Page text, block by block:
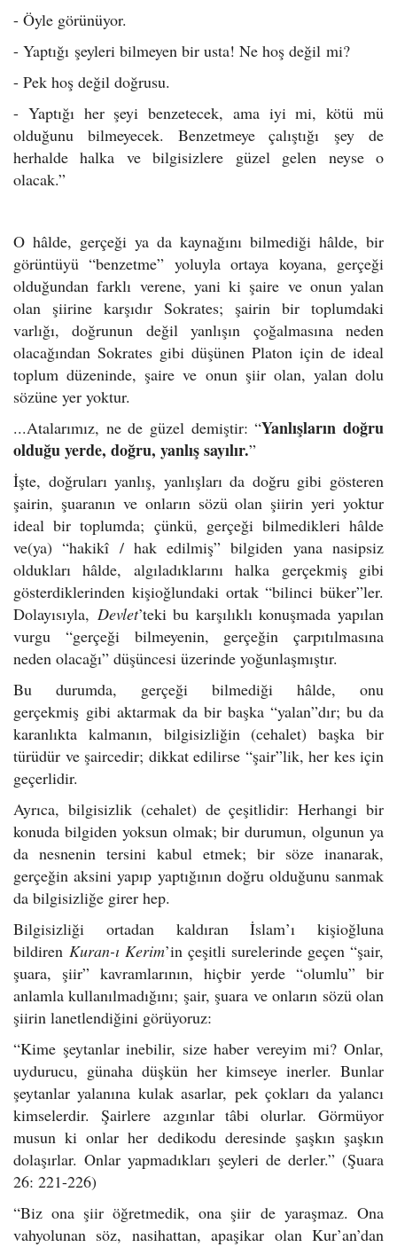
- Öyle görünüyor.
- Yaptığı şeyleri bilmeyen bir usta! Ne hoş değil mi?
- Pek hoş değil doğrusu.
- Yaptığı her şeyi benzetecek, ama iyi mi, kötü mü
olduğunu bilmeyecek. Benzetmeye çalıştığı şey de
herhalde halka ve bilgisizlere güzel gelen neyse o
olacak.”
O hâlde, gerçeği ya da kaynağını bilmediği hâlde, bir
görüntüyü “benzetme” yoluyla ortaya koyana, gerçeği
olduğundan farklı verene, yani ki şaire ve onun yalan
olan şiirine karşıdır Sokrates; şairin bir toplumdaki
varlığı, doğrunun değil yanlışın çoğalmasına neden
olacağından Sokrates gibi düşünen Platon için de ideal
toplum düzeninde, şaire ve onun şiir olan, yalan dolu
sözüne yer yoktur.
...Atalarımız, ne de güzel demiştir: “Yanlışların doğru
olduğu yerde, doğru, yanlış sayılır.”
İşte, doğruları yanlış, yanlışları da doğru gibi gösteren
şairin, şuaranın ve onların sözü olan şiirin yeri yoktur
ideal bir toplumda; çünkü, gerçeği bilmedikleri hâlde
ve(ya) “hakikî / hak edilmiş” bilgiden yana nasipsiz
oldukları hâlde, algıladıklarını halka gerçekmiş gibi
gösterdiklerinden kişioğlundaki ortak “bilinci büker”ler.
Dolayısıyla, Devlet’teki bu karşılıklı konuşmada yapılan
vurgu “gerçeği bilmeyenin, gerçeğin çarpıtılmasına
neden olacağı” düşüncesi üzerinde yoğunlaşmıştır.
Bu durumda, gerçeği bilmediği hâlde, onu
gerçekmiş gibi aktarmak da bir başka “yalan”dır; bu da
karanlıkta kalmanın, bilgisizliğin (cehalet) başka bir
türüdür ve şaircedir; dikkat edilirse “şair”lik, her kes için
geçerlidir.
Ayrıca, bilgisizlik (cehalet) de çeşitlidir: Herhangi bir
konuda bilgiden yoksun olmak; bir durumun, olgunun ya
da nesnenin tersini kabul etmek; bir söze inanarak,
gerçeğin aksini yapıp yaptığının doğru olduğunu sanmak
da bilgisizliğe girer hep.
Bilgisizliği ortadan kaldıran İslam’ı kişioğluna
bildiren Kuran-ı Kerim’in çeşitli surelerinde geçen “şair,
şuara, şiir” kavramlarının, hiçbir yerde “olumlu” bir
anlamla kullanılmadığını; şair, şuara ve onların sözü olan
şiirin lanetlendiğini görüyoruz:
“Kime şeytanlar inebilir, size haber vereyim mi? Onlar,
uydurucu, günaha düşkün her kimseye inerler. Bunlar
şeytanlar yalanına kulak asarlar, pek çokları da yalancı
kimselerdir. Şairlere azgınlar tâbi olurlar. Görmüyor
musun ki onlar her dedikodu deresinde şaşkın şaşkın
dolaşırlar. Onlar yapmadıkları şeyleri de derler.” (Şuara
26: 221-226)
“Biz ona şiir öğretmedik, ona şiir de yaraşmaz. Ona
vahyolunan söz, nasihattan, apaşikar olan Kur’an’dan